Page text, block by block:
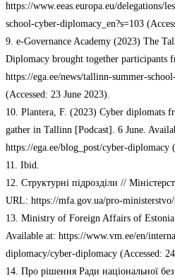
https://www.eeas.europa.eu/delegations/
school-cyber-diplomacy_en?s=103
9. e-Governance Academy (2023) The
Diplomacy brought together participants
https://ega.ee/news/tallinn-summer-
(Accessed: 23 June 2023).
10. Plantera, F. (2023) Cyber diplomats
gather in Tallinn [Podcast]. 6 June.
https://ega.ee/blog_post/cyber-diplomacy
11. Ibid.
12. Структурні підрозділи //
URL: https://mfa.gov.ua/pro-
13. Ministry of Foreign Affairs of
Available at: https://www.vm.ee/en/
diplomacy/cyber-diplomacy (Accessed:
14. Про рішення Ради національної